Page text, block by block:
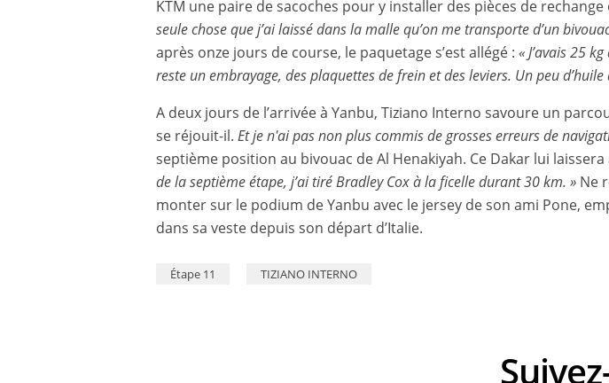
KTM une paire de sacoches pour y installer des pièces de
seule chose que j’ai laissé dans la malle qu’on me transporte d’un
après onze jours de course, le paquetage s’est allégé : « J’avais 25
reste un embrayage, des plaquettes de frein et des leviers. Un peu
A deux jours de l’arrivée à Yanbu, Tiziano Interno savoure un
se réjouit-il. Et je n'ai pas non plus commis de grosses erreurs de
septième position au bivouac de Al Henakiyah. Ce Dakar lui
de la septième étape, j’ai tiré Bradley Cox à la ficelle durant 30 km. » Ne
monter sur le podium de Yanbu avec le jersey de son ami Pone,
dans sa veste depuis son départ d’Italie.
Étape 11 TIZIANO INTERNO